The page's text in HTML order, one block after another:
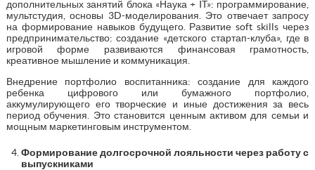
дополнительных занятий блока «Наука + IT»: программирование,
мультстудия, основы 3D-моделирования. Это отвечает запросу
на формирование навыков будущего. Развитие soft skills через
предпринимательство: создание «детского стартап-клуба», где в
игровой форме развиваются финансовая грамотность,
креативное мышление и коммуникация.
Внедрение портфолио воспитанника: создание для каждого
ребенка цифрового или бумажного портфолио,
аккумулирующего его творческие и иные достижения за весь
период обучения. Это становится ценным активом для семьи и
мощным маркетинговым инструментом.
Формирование долгосрочной лояльности через работу с
выпускниками